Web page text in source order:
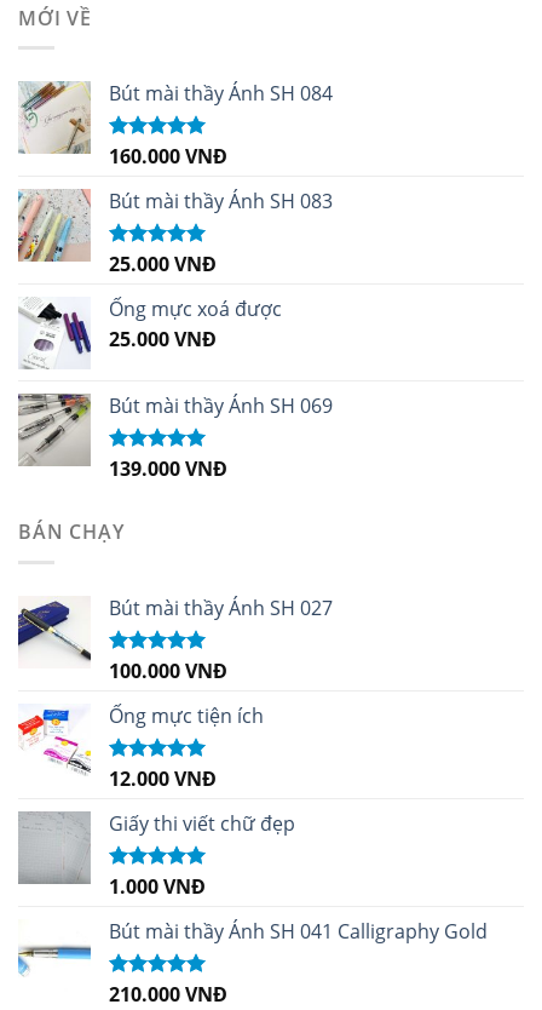
MỚI VỀ
Bút mài thầy Ánh SH 084
Được xếp
sao
160.000VNĐ
Bút mài thầy Ánh SH 083
Được xếp
sao
25.000VNĐ
Ống mực xoá được
25.000VNĐ
Bút mài thầy Ánh SH 069
Được xếp
139.000VNĐ
BÁN CHẠY
Bút mài thầy Ánh SH 027
Được xếp
sao
100.000VNĐ
Ống mực tiện ích
Được xếp
sao
12.000VNĐ
Giấy thi viết chữ đẹp
Được xếp
sao
1.000VNĐ
Bút mài thầy Ánh SH 041 Calligraphy Gold
Được xếp
210.000VNĐ